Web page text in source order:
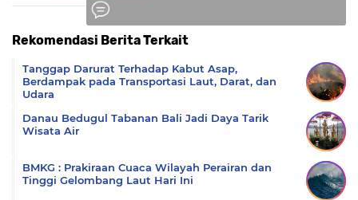
Rekomendasi Berita Terkait
Tanggap Darurat Terhadap Kabut Asap,
Berdampak pada Transportasi Laut, Darat, dan
Udara
Danau Bedugul Tabanan Bali Jadi Daya Tarik
Wisata Air
BMKG : Prakiraan Cuaca Wilayah Perairan dan
Tinggi Gelombang Laut Hari Ini